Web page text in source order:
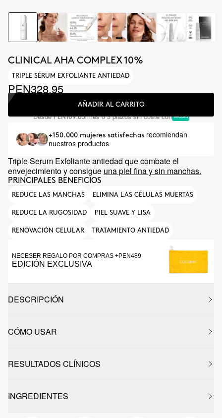
CLINICAL AHA COMPLEX 10%
TRIPLE SÉRUM EXFOLIANTE ANTIEDAD
PEN328.95
AÑADIR AL CARRITO
DesdePEN109.65/mes o 3 plazos sin coste con
+150.000 mujeres satisfechas recomiendan
nuestros productos
Triple Serum Exfoliante antiedad que combate el
envejecimiento y consigue una piel fina y sin manchas.
PRINCIPALES BENEFICIOS
REDUCE LAS MANCHAS ELIMINA LAS CÉLULAS MUERTAS
REDUCE LA RUGOSIDAD PIEL SUAVE Y LISA
RENOVACIÓN CELULAR TRATAMIENTO ANTIEDAD
NECESER REGALO POR COMPRAS +PEN489
EDICIÓN EXCLUSIVA
DESCRIPCIÓN
CÓMO USAR
RESULTADOS CLÍNICOS
INGREDIENTES